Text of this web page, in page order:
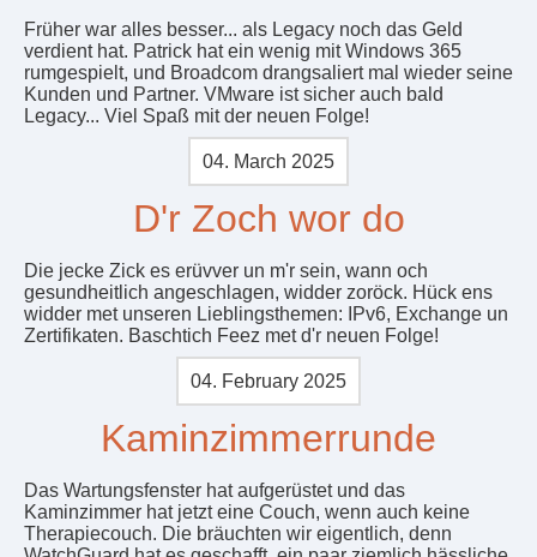
Früher war alles besser... als Legacy noch das Geld
verdient hat. Patrick hat ein wenig mit Windows 365
rumgespielt, und Broadcom drangsaliert mal wieder seine
Kunden und Partner. VMware ist sicher auch bald
Legacy... Viel Spaß mit der neuen Folge!
04. March 2025
D'r Zoch wor do
Die jecke Zick es erüvver un m'r sein, wann och
gesundheitlich angeschlagen, widder zoröck. Hück ens
widder met unseren Lieblingsthemen: IPv6, Exchange un
Zertifikaten. Baschtich Feez met d'r neuen Folge!
04. February 2025
Kaminzimmerrunde
Das Wartungsfenster hat aufgerüstet und das
Kaminzimmer hat jetzt eine Couch, wenn auch keine
Therapiecouch. Die bräuchten wir eigentlich, denn